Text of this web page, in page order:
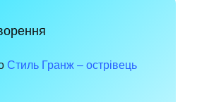
комфорт
вашого
Стиль Гранж – острівець